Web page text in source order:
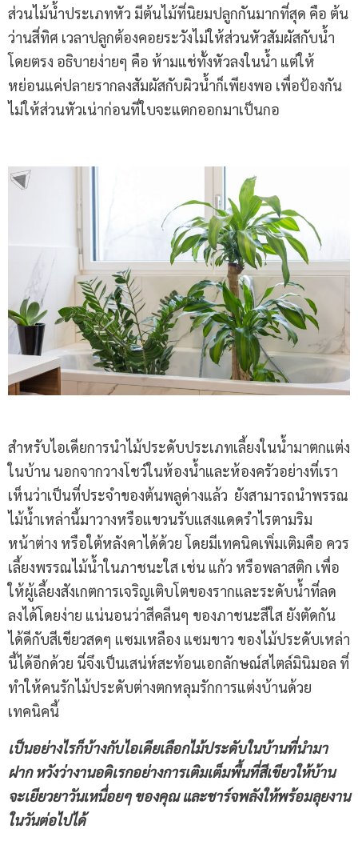
ส่วนไม้น้ำประเภทหัว มีต้นไม้ที่นิยมปลูกกันมากที่สุด คือ ต้น
ว่านสี่ทิศ เวลาปลูกต้องคอยระวังไม่ให้ส่วนหัวสัมผัสกับน้ำ
โดยตรง อธิบายง่ายๆ คือ ห้ามแช่ทั้งหัวลงในน้ำ แต่ให้
หย่อนแค่ปลายรากลงสัมผัสกับผิวน้ำก็เพียงพอ เพื่อป้องกัน
ไม่ให้ส่วนหัวเน่าก่อนที่ใบจะแตกออกมาเป็นกอ
สำหรับไอเดียการนำไม้ประดับประเภทเลี้ยงในน้ำมาตกแต่ง
ในบ้าน นอกจากวางโชว์ในห้องน้ำและห้องครัวอย่างที่เรา
เห็นว่าเป็นที่ประจำของต้นพลูด่างแล้ว ยังสามารถนำพรรณ
ไม้น้ำเหล่านี้มาวางหรือแขวนรับแสงแดดรำไรตามริม
หน้าต่าง หรือใต้หลังคาได้ด้วย โดยมีเทคนิคเพิ่มเติมคือ ควร
เลี้ยงพรรณไม้น้ำในภาชนะใส เช่น แก้ว หรือพลาสติก เพื่อ
ให้ผู้เลี้ยงสังเกตการเจริญเติบโตของรากและระดับน้ำที่ลด
ลงได้โดยง่าย แน่นอนว่าสีคลีนๆ ของภาชนะสีใส ยังตัดกัน
ได้ดีกับสีเขียวสดๆ แซมเหลือง แซมขาว ของไม้ประดับเหล่า
นี้ได้อีกด้วย นี่จึงเป็นเสน่ห์สะท้อนเอกลักษณ์สไตล์มินิมอล ที่
ทำให้คนรักไม้ประดับต่างตกหลุมรักการแต่งบ้านด้วย
เทคนิคนี้
เป็นอย่างไรก็บ้างกับไอเดียเลือกไม้ประดับในบ้านที่นำมา
ฝาก หวังว่างานอดิเรกอย่างการเติมเต็มพื้นที่สีเขียวให้บ้าน
จะเยียวยาวันเหนื่อยๆ ของคุณ และชาร์จพลังให้พร้อมลุยงาน
ในวันต่อไปได้